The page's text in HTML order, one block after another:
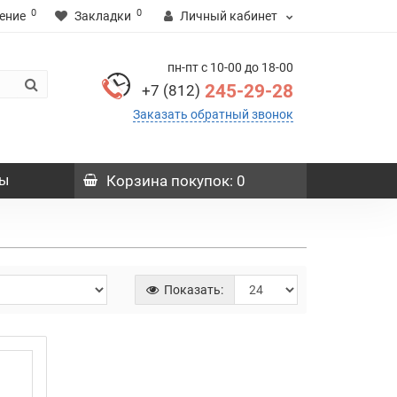
0 Закладки 0 Личный кабинет
пн-пт с 10-00 до 18-00
+7 (812) 245-29-28
Заказать обратный звонок
Корзина покупок: 0
Показать: